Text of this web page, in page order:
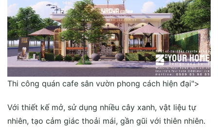
Thi công quán cafe sân vườn phong cách hiện đại">
Với thiết kế mở, sử dụng nhiều cây xanh, vật liệu tự
nhiên, tạo cảm giác thoải mái, gần gũi với thiên nhiên.